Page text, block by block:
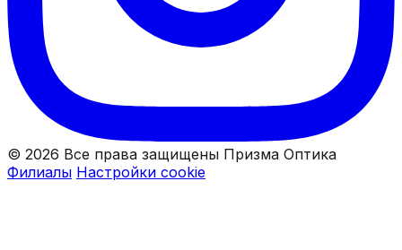
© 2026 Все права защищены Призма Оптика
Филиалы Настройки cookie